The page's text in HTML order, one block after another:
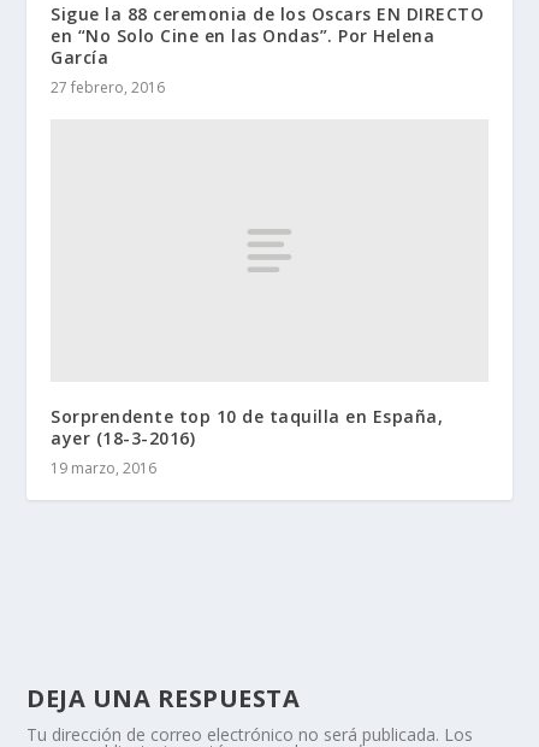
Sigue la 88 ceremonia de los Oscars EN DIRECTO
en “No Solo Cine en las Ondas”. Por Helena
García
27 febrero, 2016
Sorprendente top 10 de taquilla en España,
ayer (18-3-2016)
19 marzo, 2016
DEJA UNA RESPUESTA
Tu dirección de correo electrónico no será publicada. Los